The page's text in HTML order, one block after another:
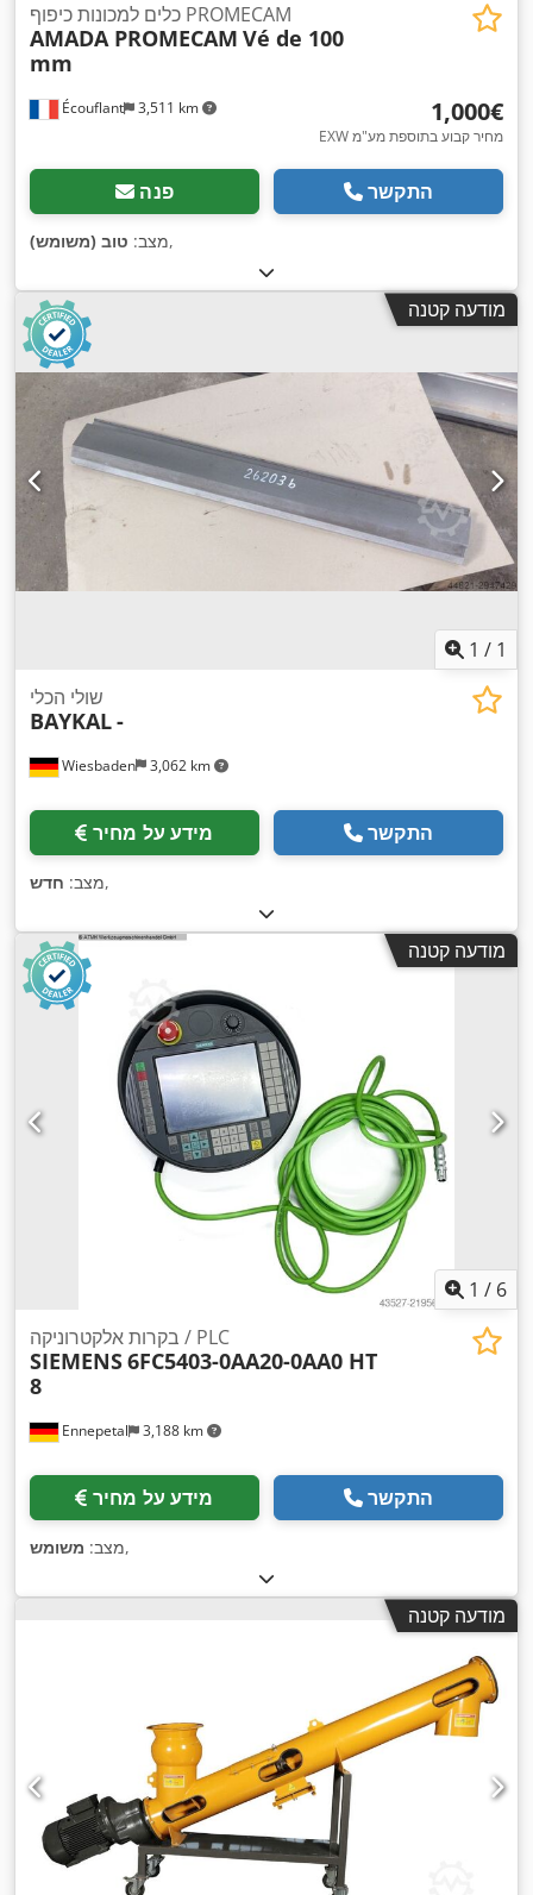
Écouflant 3,511 km
כלים למכונות כיפוף PROMECAM
AMADA PROMECAM Vé de 100
mm
‏1,000 ‏€
EXW מחיר קבוע בתוספת מע"מ
פנה התקשר
מצב: טוב (משומש) ,
מודעה קטנה
1 / 1
Wiesbaden 3,062 km
שולי הכלי
BAYKAL-
מידע על מחיר התקשר
מצב: חדש ,
מודעה קטנה
1 / 6
Ennepetal 3,188 km
בקרות אלקטרוניקה / PLC
SIEMENS6FC5403-0AA20-0AA0 HT
8
מידע על מחיר התקשר
מצב: משומש ,
מודעה קטנה